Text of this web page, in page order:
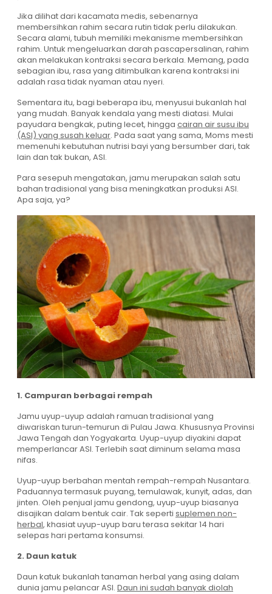
Jika dilihat dari kacamata medis, sebenarnya
membersihkan rahim secara rutin tidak perlu dilakukan.
Secara alami, tubuh memiliki mekanisme membersihkan
rahim. Untuk mengeluarkan darah pascapersalinan, rahim
akan melakukan kontraksi secara berkala. Memang, pada
sebagian ibu, rasa yang ditimbulkan karena kontraksi ini
adalah rasa tidak nyaman atau nyeri.
Sementara itu, bagi beberapa ibu, menyusui bukanlah hal
yang mudah. Banyak kendala yang mesti diatasi. Mulai
payudara bengkak, puting lecet, hingga cairan air susu ibu
(ASI) yang susah keluar. Pada saat yang sama, Moms mesti
memenuhi kebutuhan nutrisi bayi yang bersumber dari, tak
lain dan tak bukan, ASI.
Para sesepuh mengatakan, jamu merupakan salah satu
bahan tradisional yang bisa meningkatkan produksi ASI.
Apa saja, ya?
1. Campuran berbagai rempah
Jamu uyup-uyup adalah ramuan tradisional yang
diwariskan turun-temurun di Pulau Jawa. Khususnya Provinsi
Jawa Tengah dan Yogyakarta. Uyup-uyup diyakini dapat
memperlancar ASI. Terlebih saat diminum selama masa
nifas.
Uyup-uyup berbahan mentah rempah-rempah Nusantara.
Paduannya termasuk puyang, temulawak, kunyit, adas, dan
jinten. Oleh penjual jamu gendong, uyup-uyup biasanya
disajikan dalam bentuk cair. Tak seperti suplemen non-
herbal, khasiat uyup-uyup baru terasa sekitar 14 hari
selepas hari pertama konsumsi.
2. Daun katuk
Daun katuk bukanlah tanaman herbal yang asing dalam
dunia jamu pelancar ASI. Daun ini sudah banyak diolah